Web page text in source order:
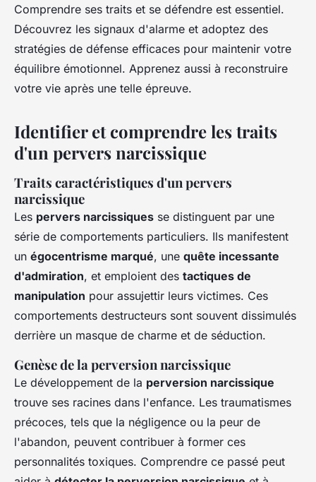
Léana•12 juin 2024•3 min de lecture
Comprendre ses traits et se défendre est essentiel.
Découvrez les signaux d'alarme et adoptez des
stratégies de défense efficaces pour maintenir votre
équilibre émotionnel. Apprenez aussi à reconstruire
votre vie après une telle épreuve.
Identifier et comprendre les traits
d'un pervers narcissique
Traits caractéristiques d'un pervers
narcissique
Les pervers narcissiques se distinguent par une
série de comportements particuliers. Ils manifestent
un égocentrisme marqué, une quête incessante
d'admiration, et emploient des tactiques de
manipulation pour assujettir leurs victimes. Ces
comportements destructeurs sont souvent dissimulés
derrière un masque de charme et de séduction.
Genèse de la perversion narcissique
Le développement de la perversion narcissique
trouve ses racines dans l'enfance. Les traumatismes
précoces, tels que la négligence ou la peur de
l'abandon, peuvent contribuer à former ces
personnalités toxiques. Comprendre ce passé peut